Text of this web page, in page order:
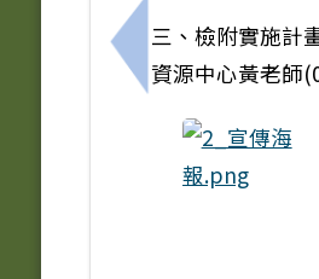
上一筆：歡迎報名
三、檢附實施計
資源中心黃老師